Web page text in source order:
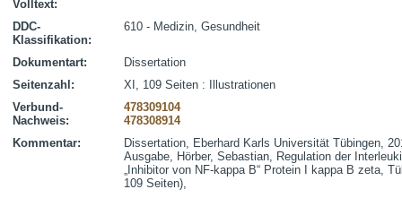
Volltext:
DDC-
Klassifikation:
610 - Medizin, Gesundheit
Dokumentart:
Dissertation
Seitenzahl:
XI, 109 Seiten : Illustrationen
Verbund-
Nachweis:
478309104
478308914
Kommentar:
Dissertation, Eberhard Karls Universität Tübingen,
Ausgabe, Hörber, Sebastian, Regulation der
„Inhibitor von NF-kappa B“ Protein I kappa B zeta,
109 Seiten),